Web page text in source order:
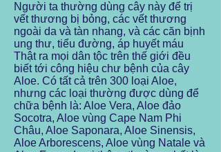
Người ta thường dùng cây này để trị
vết thương bị bỏng, các vết thương
ngoài da và tàn nhang, và các căn bịnh
ung thư, tiểu đường, áp huyết máu
Thật ra mọi dân tộc trên thế giới đều
biết tới công hiệu chư bệnh của cây
Aloe. Có tất cả trên 300 loại Aloe,
nhưng các loại thường được dùng để
chữa bệnh là: Aloe Vera, Aloe đảo
Socotra, Aloe vùng Cape Nam Phi
Châu, Aloe Saponara, Aloe Sinensis,
Aloe Arborescens, Aloe vùng Natale và